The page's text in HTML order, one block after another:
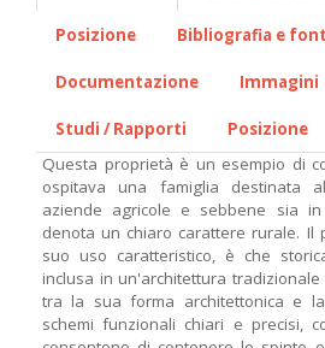
Posizione Bibliografia e
Documentazione Immagini
Studi / Rapporti
Posizione
Questa proprietà è un esempio di
ospitava una famiglia destinata
aziende agricole e sebbene sia
denota un chiaro carattere rurale. Il
suo uso caratteristico, è che
inclusa in un'architettura
tra la sua forma architettonica e
schemi funzionali chiari e precisi,